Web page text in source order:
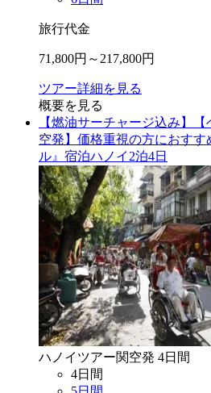
旅行代金
71,800円～ 217,800円
ツアー詳細を見る
概要を見る
【燃油サーチャージ込み】
空発】価格重視の方におす
ル』宿泊ハノイ2泊4日
ハノイ ツアー関空発 4日間
4日間